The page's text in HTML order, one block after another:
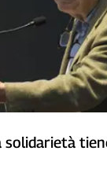
solidarietà